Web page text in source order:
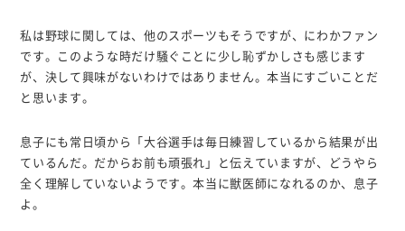
私は野球に関しては、他のスポーツもそうですが、にわかファン
です。このような時だけ騒ぐことに少し恥ずかしさも感じます
が、決して興味がないわけではありません。本当にすごいことだ
と思います。
息子にも常日頃から「大谷選手は毎日練習しているから結果が出
ているんだ。だからお前も頑張れ」と伝えていますが、どうやら
全く理解していないようです。本当に獣医師になれるのか、息子
よ。